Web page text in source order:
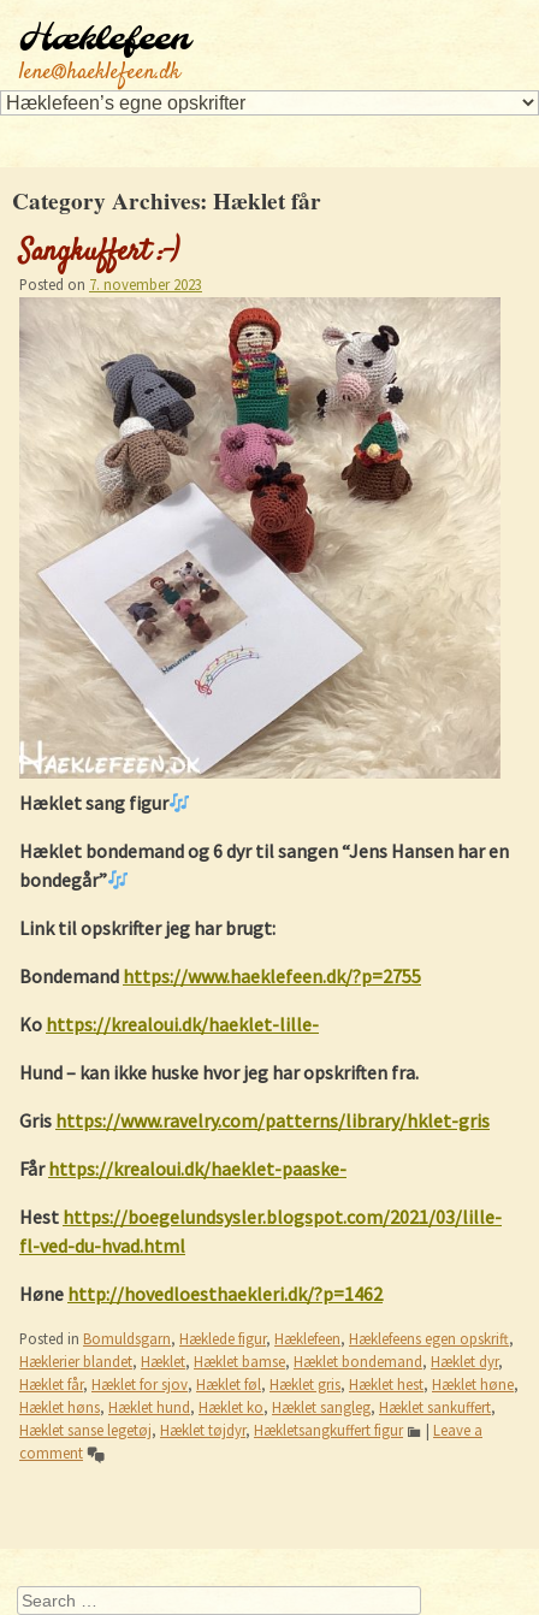
Hæklefeen
lene@haeklefeen.dk
Category Archives: Hæklet får
Sangkuffert :-)
Posted on 7. november 2023
Hæklet sang figur
Hæklet bondemand og 6 dyr til sangen “Jens Hansen har en
bondegår”
Link til opskrifter jeg har brugt:
Bondemand https://www.haeklefeen.dk/?p=2755
Ko https://krealoui.dk/haeklet-lille-
Hund – kan ikke huske hvor jeg har opskriften fra.
Gris https://www.ravelry.com/patterns/library/hklet-gris
Fårhttps://krealoui.dk/haeklet-paaske-
Hest https://boegelundsysler.blogspot.com/2021/03/lille-
fl-ved-du-hvad.html
Høne http://hovedloesthaekleri.dk/?p=1462
Posted in Bomuldsgarn, Hæklede figur, Hæklefeen, Hæklefeens egen opskrift,
Hæklerier blandet, Hæklet, Hæklet bamse, Hæklet bondemand, Hæklet dyr,
Hæklet får, Hæklet for sjov, Hæklet føl, Hæklet gris, Hæklet hest, Hæklet høne,
Hæklet høns, Hæklet hund, Hæklet ko, Hæklet sangleg, Hæklet sankuffert,
Hæklet sanse legetøj, Hæklet tøjdyr, Hækletsangkuffert figur | Leave a
comment
Post navigation
Search